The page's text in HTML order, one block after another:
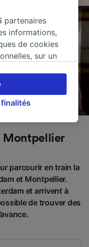
Montpellier
parcourir en train la
et Montpellier.
et arrivent à
de trouver des
partenaires
informations,
de cookies
sur un
votre
en
sur la
de navigation.
selon les
les